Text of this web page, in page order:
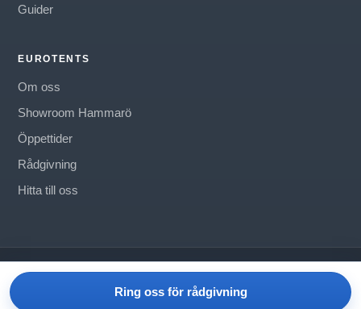
Ring oss för rådgivning
Guider
EUROTENTS
Om oss
Showroom Hammarö
Öppettider
Rådgivning
Hitta till oss
©Eurotents Tältvärlden AB
Köpvillkor